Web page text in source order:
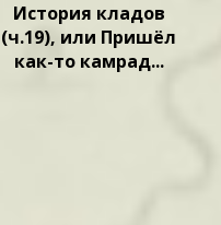
История кладов
(ч.19), или Пришёл
как-то камрад...